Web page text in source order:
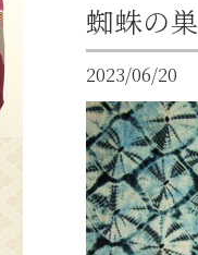
蜘蛛の巣
2023/06/20